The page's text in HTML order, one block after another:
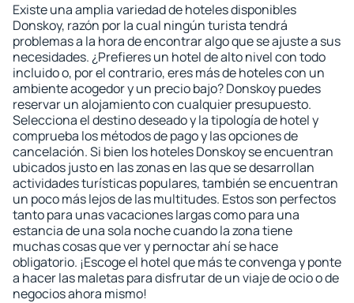
Existe una amplia variedad de hoteles disponibles
Donskoy, razón por la cual ningún turista tendrá
problemas a la hora de encontrar algo que se ajuste a sus
necesidades. ¿Prefieres un hotel de alto nivel con todo
incluido o, por el contrario, eres más de hoteles con un
ambiente acogedor y un precio bajo? Donskoy puedes
reservar un alojamiento con cualquier presupuesto.
Selecciona el destino deseado y la tipología de hotel y
comprueba los métodos de pago y las opciones de
cancelación. Si bien los hoteles Donskoy se encuentran
ubicados justo en las zonas en las que se desarrollan
actividades turísticas populares, también se encuentran
un poco más lejos de las multitudes. Estos son perfectos
tanto para unas vacaciones largas como para una
estancia de una sola noche cuando la zona tiene
muchas cosas que ver y pernoctar ahí se hace
obligatorio. ¡Escoge el hotel que más te convenga y ponte
a hacer las maletas para disfrutar de un viaje de ocio o de
negocios ahora mismo!